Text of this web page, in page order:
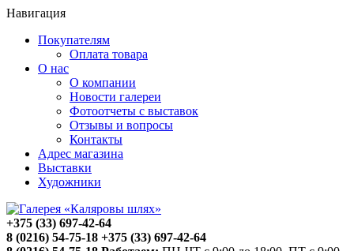
Навигация
Покупателям
Оплата товара
О нас
О компании
Новости галереи
Фотоотчеты с выставок
Отзывы и вопросы
Контакты
Адрес магазина
Выставки
Художники
+375 (33) 697-42-64
8 (0216) 54-75-18 +375 (33) 697-42-64